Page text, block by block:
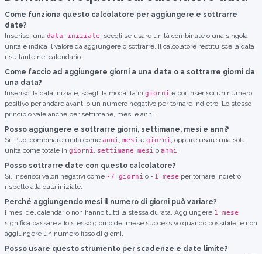
Come funziona questo calcolatore per aggiungere e sottrarre
date?
Inserisci una data iniziale, scegli se usare unità combinate o una singola
unità e indica il valore da aggiungere o sottrarre. Il calcolatore restituisce la data
risultante nel calendario.
Come faccio ad aggiungere giorni a una data o a sottrarre giorni da
una data?
Inserisci la data iniziale, scegli la modalità in giorni e poi inserisci un numero
positivo per andare avanti o un numero negativo per tornare indietro. Lo stesso
principio vale anche per settimane, mesi e anni.
Posso aggiungere e sottrarre giorni, settimane, mesi e anni?
Sì. Puoi combinare unità come anni , mesi e giorni , oppure usare una sola
unità come totale in giorni , settimane, mesi o anni .
Posso sottrarre date con questo calcolatore?
Sì. Inserisci valori negativi come -7 giorni o -1 mese per tornare indietro
rispetto alla data iniziale.
Perché aggiungendo mesi il numero di giorni può variare?
I mesi del calendario non hanno tutti la stessa durata. Aggiungere 1 mese
significa passare allo stesso giorno del mese successivo quando possibile, e non
aggiungere un numero fisso di giorni.
Posso usare questo strumento per scadenze e date limite?